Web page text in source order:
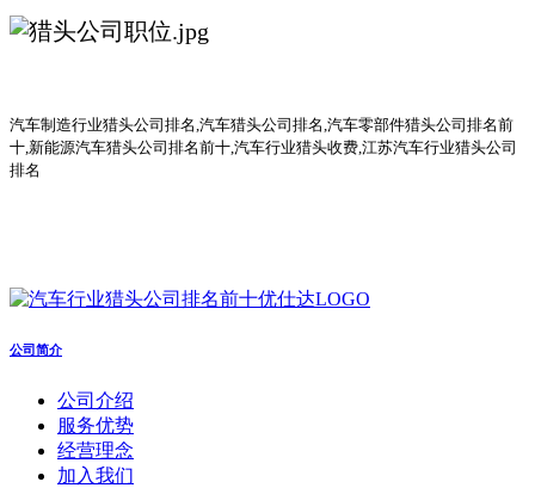
汽车制造行业猎头公司 排名,汽车猎头公司排名,汽车零部件猎头公司排名前
十,新能源汽车猎头公司排名前十,汽车行业猎头收费,江苏汽车行业猎头公司
排名
公司简介
公司介绍
服务优势
经营理念
加入我们